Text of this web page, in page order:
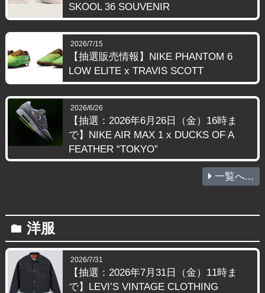
SKOOL 36 SOUVENIR
2026/7/15
【抽選販売情報】NIKE PHANTOM 6
LOW ELITE x TRAVIS SCOTT
2026/6/26
【抽選：2026年6月26日（金）16時ま
で】NIKE AIR MAX 1 x DUCKS OF A
FEATHER “TOKYO”
一覧へ...
folder 洋服
2026/7/31
【抽選：2026年7月31日（金）11時ま
で】LEVI’S VINTAGE CLOTHING